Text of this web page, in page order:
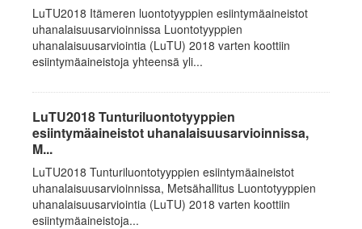
LuTU2018 Itämeren luontotyyppien esiintymäaineistot
uhanalaisuusarvioinnissa Luontotyyppien
uhanalaisuusarviointia (LuTU) 2018 varten koottiin
esiintymäaineistoja yhteensä yli...
LuTU2018 Tunturiluontotyyppien
esiintymäaineistot uhanalaisuusarvioinnissa,
M...
LuTU2018 Tunturiluontotyyppien esiintymäaineistot
uhanalaisuusarvioinnissa, Metsähallitus Luontotyyppien
uhanalaisuusarviointia (LuTU) 2018 varten koottiin
esiintymäaineistoja...